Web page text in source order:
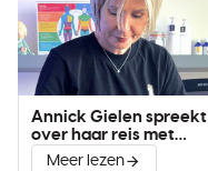
Annick Gielen spreekt
over haar reis met
Infuzion System®
Meer lezen